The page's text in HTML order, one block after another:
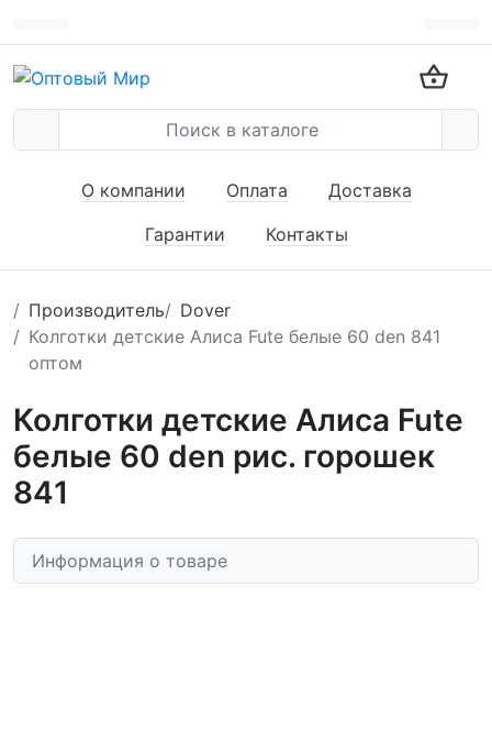
О компании Оплата
Доставка
Гарантии
Контакты
Производитель
Dover
Колготки детские Алиса Fute белые 60 den 841
оптом
Колготки детские Алиса Fute
белые 60 den рис. горошек
841
Информация о товаре